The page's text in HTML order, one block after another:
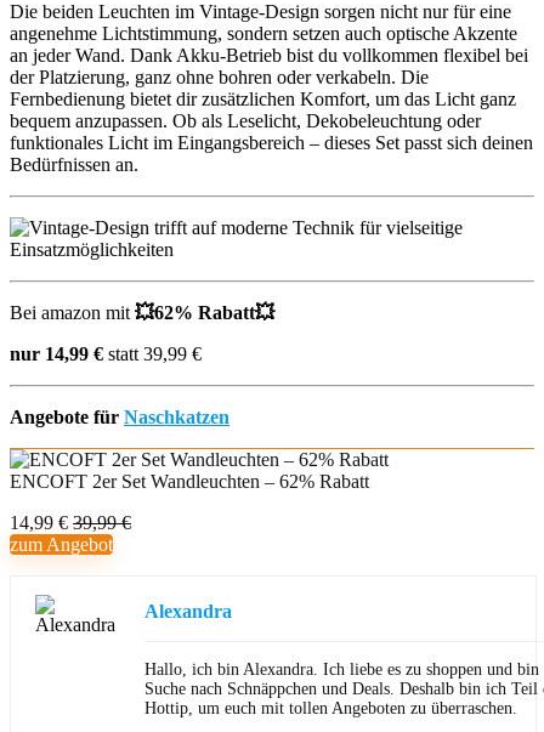
Die beiden Leuchten im Vintage-Design sorgen nicht nur für eine
angenehme Lichtstimmung, sondern setzen auch optische Akzente
an jeder Wand. Dank Akku-Betrieb bist du vollkommen flexibel bei
der Platzierung, ganz ohne bohren oder verkabeln. Die
Fernbedienung bietet dir zusätzlichen Komfort, um das Licht ganz
bequem anzupassen. Ob als Leselicht, Dekobeleuchtung oder
funktionales Licht im Eingangsbereich – dieses Set passt sich deinen
Bedürfnissen an.
Bei amazon mit 💥62% Rabatt💥
nur 14,99 € statt 39,99 €
Angebote für Naschkatzen
ENCOFT 2er Set Wandleuchten – 62% Rabatt
14,99 € 39,99 €
zum Angebot
Alexandra
Hallo, ich bin Alexandra. Ich liebe es zu shoppen und
Suche nach Schnäppchen und Deals. Deshalb bin ich Teil
Hottip, um euch mit tollen Angeboten zu überraschen.